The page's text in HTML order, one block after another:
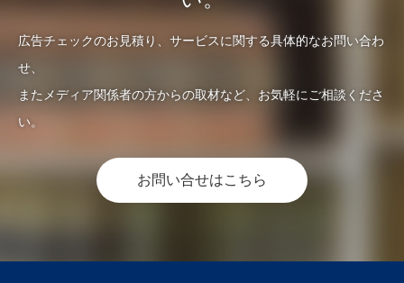
広告チェックのお見積り、サービスに関する具体的なお問い合わ
せ、
またメディア関係者の方からの取材など、お気軽にご相談くださ
い。
お問い合せはこちら